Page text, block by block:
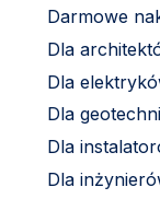
Darmowe
Dla
Dla
Dla
Dla
Dla